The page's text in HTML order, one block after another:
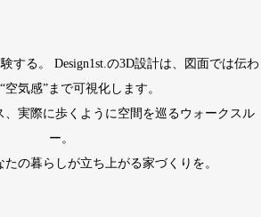
する。 Design1st.の3D設計は、図面では伝わ
空気感”まで可視化します。
、実際に歩くように空間を巡るウォークスル
ー。
の暮らしが立ち上がる家づくりを。